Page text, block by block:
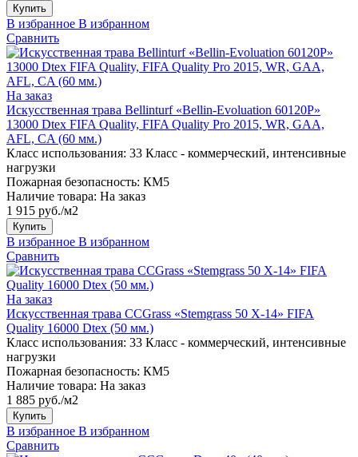
Купить
В избранное В избранном
Сравнить
На заказ
Искусственная трава Bellinturf «Bellin-Evoluation 60120P»
13000 Dtex FIFA Quality, FIFA Quality Pro 2015, WR, GAA,
AFL, CA (60 мм.)
Класс использования: 33 Класс - коммерческий, интенсивные
нагрузки
Пожарная безопасность: КМ5
Наличие товара: На заказ
1 915 руб./м2
Купить
В избранное В избранном
Сравнить
На заказ
Искусственная трава CCGrass «Stemgrass 50 X-14» FIFA
Quality 16000 Dtex (50 мм.)
Класс использования: 33 Класс - коммерческий, интенсивные
нагрузки
Пожарная безопасность: КМ5
Наличие товара: На заказ
1 885 руб./м2
Купить
В избранное В избранном
Сравнить